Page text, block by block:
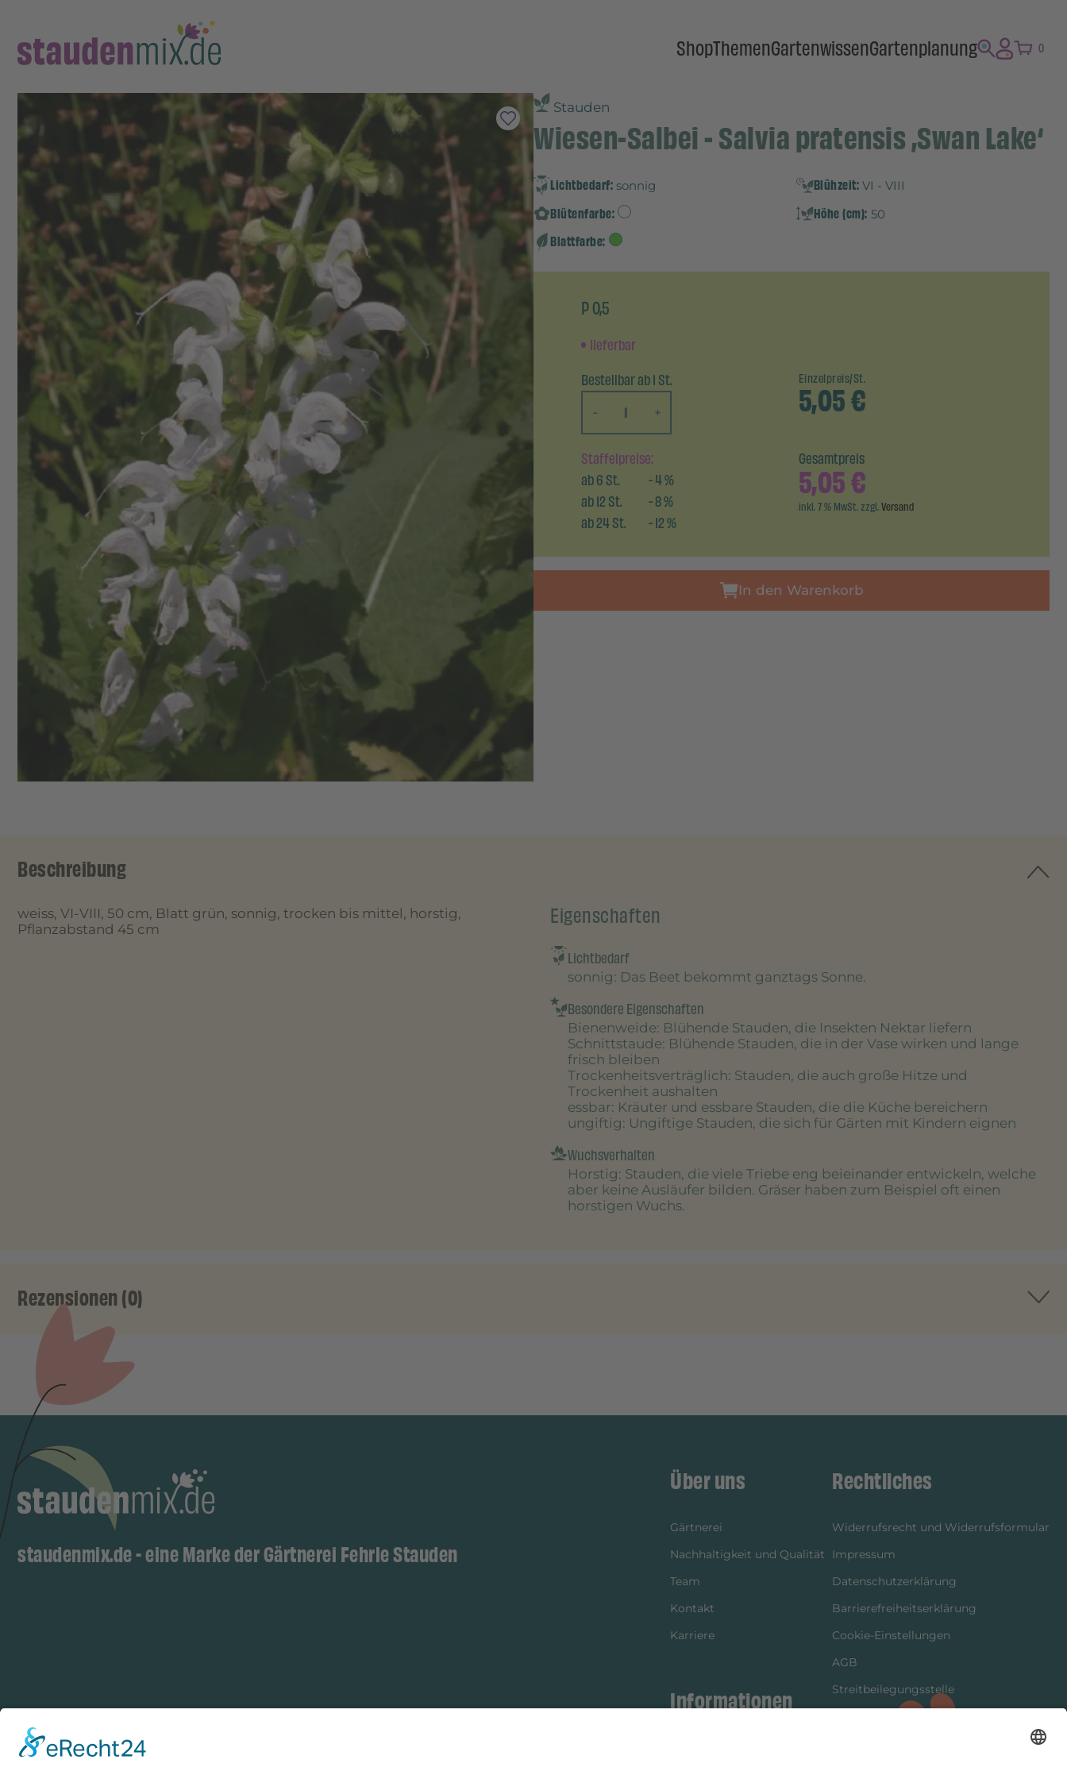
ShopThemenGartenwissenGartenplanung 0
Stauden
Wiesen-Salbei - Salvia pratensis ‚Swan Lake‘
Lichtbedarf: sonnig Blühzeit: VI - VIII
Blütenfarbe: Höhe (cm): 50
Blattfarbe:
P 0,5
lieferbar
Bestellbar ab 1 St.
-
+
Einzelpreis/St.
5,05€
Staffelpreise:
ab6St. -4%
ab12St. -8%
ab24St. -12%
Gesamtpreis
5,05€
inkl. 7 % MwSt. zzgl.Versand
In den Warenkorb
Beschreibung
weiss, VI-VIII, 50 cm, Blatt grün, sonnig, trocken bis mittel, horstig,
Pflanzabstand 45 cm
Eigenschaften
Lichtbedarf
sonnig: Das Beet bekommt ganztags Sonne.
Besondere Eigenschaften
Bienenweide: Blühende Stauden, die Insekten Nektar liefern
Schnittstaude: Blühende Stauden, die in der Vase wirken und lange
frisch bleiben
Trockenheitsverträglich: Stauden, die auch große Hitze und
Trockenheit aushalten
essbar: Kräuter und essbare Stauden, die die Küche bereichern
ungiftig: Ungiftige Stauden, die sich für Gärten mit Kindern eignen
Wuchsverhalten
Horstig: Stauden, die viele Triebe eng beieinander entwickeln, welche
aber keine Ausläufer bilden. Gräser haben zum Beispiel oft einen
horstigen Wuchs.
Rezensionen (0)
staudenmix.de - eine Marke der Gärtnerei Fehrle Stauden
Zahlungsarten
Über uns
Gärtnerei
Nachhaltigkeit und Qualität
Team
Kontakt
Karriere
Informationen
Rechtliches
Widerrufsrecht und Widerrufsformular
Impressum
Datenschutzerklärung
Barrierefreiheitserklärung
Cookie-Einstellungen
AGB
Streitbeilegungsstelle